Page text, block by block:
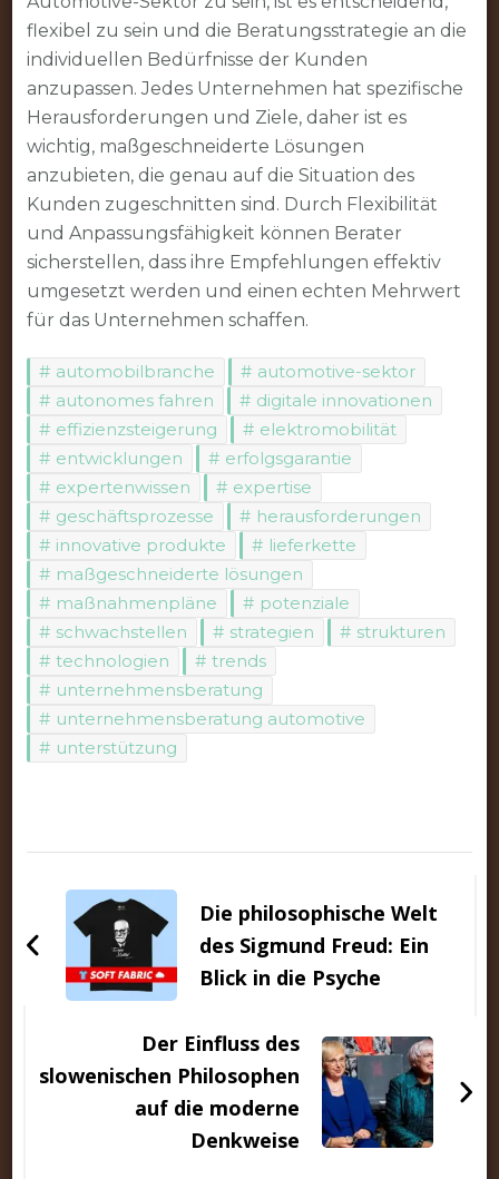
flexibel zu sein und die Beratungsstrategie an die
individuellen Bedürfnisse der Kunden
anzupassen. Jedes Unternehmen hat spezifische
Herausforderungen und Ziele, daher ist es
wichtig, maßgeschneiderte Lösungen
anzubieten, die genau auf die Situation des
Kunden zugeschnitten sind. Durch Flexibilität
und Anpassungsfähigkeit können Berater
sicherstellen, dass ihre Empfehlungen effektiv
umgesetzt werden und einen echten Mehrwert
für das Unternehmen schaffen.
automobilbranche
automotive-sektor
autonomes fahren
digitale innovationen
effizienzsteigerung
elektromobilität
entwicklungen
erfolgsgarantie
expertenwissen
expertise
geschäftsprozesse
herausforderungen
innovative produkte
lieferkette
maßgeschneiderte lösungen
maßnahmenpläne
potenziale
schwachstellen
strategien
strukturen
technologien
trends
unternehmensberatung
unternehmensberatung automotive
unterstützung
Die philosophische Welt
des Sigmund Freud: Ein
Blick in die Psyche
Der Einfluss des
slowenischen Philosophen
auf die moderne
Denkweise